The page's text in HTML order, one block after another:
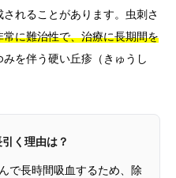
れることがあります。虫刺さ
常に難治性で、治療に長期間を
みを伴う硬い丘疹（きゅうし
く理由は？
で長時間吸血するため、除